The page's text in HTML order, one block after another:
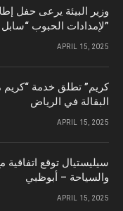
وزير البيئة يرعى حفل
لإمدادات الحبوب “سابل”
APRIL 15, 2025
البقالة في الرياض
APRIL 15, 2025
سيليستيال توقع اتفاقية
والسياحة – أبوظبي
APRIL 15, 2025